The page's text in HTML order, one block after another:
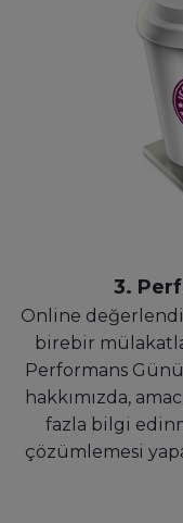
3.
Online
birebir
Performans
hakkımızda,
fazla bilgi
çözümlemesi